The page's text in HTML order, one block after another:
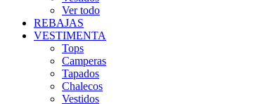
Ver todo
REBAJAS
VESTIMENTA
Tops
Camperas
Tapados
Chalecos
Vestidos